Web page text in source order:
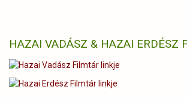
HAZAI VADÁSZ & HAZAI ERDÉSZ